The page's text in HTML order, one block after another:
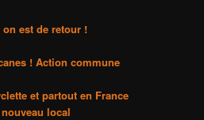
on est de retour !
! Action commune
et partout en France
local